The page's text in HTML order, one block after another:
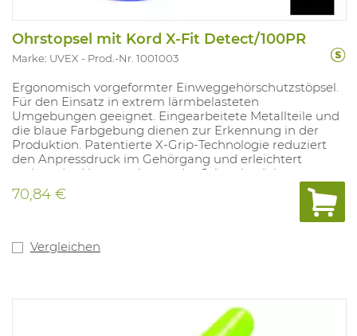
Ohrstopsel mit Kord X-Fit Detect/100PR
Marke: UVEX Prod.-Nr. 1001003
Ergonomisch vorgeformter Einweggehörschutzstöpsel.
Für den Einsatz in extrem lärm­belasteten
Umgebungen geeignet. Eingearbeitete Metallteile und
die blaue Farbgebung dienen zur Erkennung in der
Produktion. Patentierte X-Grip-Technologie reduziert
den Anpressdruck im Gehörgang und erleichtert
zudem das Herausnehmen des Stöpsel spürbar.
Ausführung : mit Kordel . Norm : EN 352-2 .
Zusatzanforderung: S, V, W, E.
70,84 €
Vergleichen